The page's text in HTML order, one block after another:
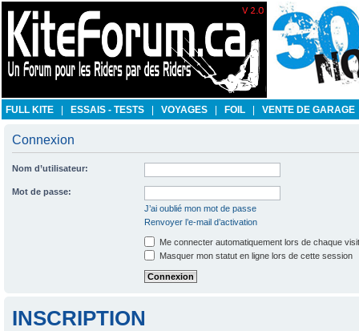
FULL KITE ESSAIS - TESTS VOYAGES FOIL VENTE DE GARAGE
Connexion
Nom d’utilisateur:
Mot de passe:
J’ai oublié mon mot de passe
Renvoyer l’e-mail d’activation
Me connecter automatiquement lors de chaque
Masquer mon statut en ligne lors de cette session
INSCRIPTION